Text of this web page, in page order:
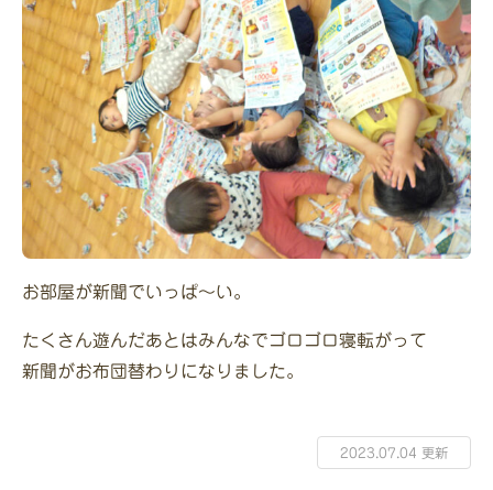
お部屋が新聞でいっぱ～い。
たくさん遊んだあとはみんなでゴロゴロ寝転がって
新聞がお布団替わりになりました。
2023.07.04 更新